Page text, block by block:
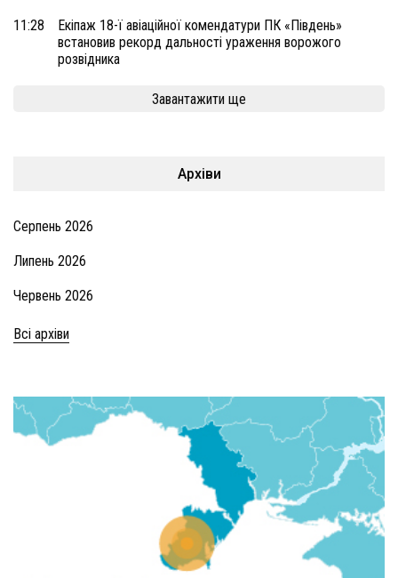
11:28
Екіпаж 18-ї авіаційної комендатури ПК «Південь»
встановив рекорд дальності ураження ворожого
розвідника
Завантажити ще
Архіви
Серпень 2026
Липень 2026
Червень 2026
Всі архіви